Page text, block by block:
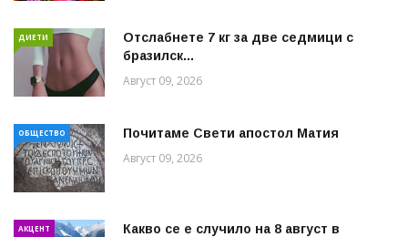
ДИЕТИ
Отслабнете 7 кг за две седмици с
бразилск...
Август 09, 2026
ОБЩЕСТВО Почитаме Свети апостол Матия
Август 09, 2026
АКЦЕНТ
Какво се е случило на 8 август в